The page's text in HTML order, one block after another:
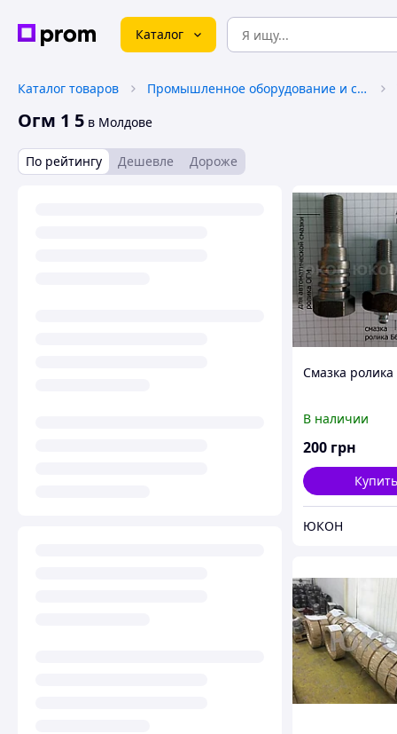
Каталог
Каталог товаров Промышленное оборудование и станки
Огм 1 5 в Молдове
По рейтингу Дешевле Дороже
Смазка
В наличии
200 грн
Купить
ЮКОН